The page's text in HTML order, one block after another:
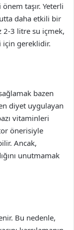
taşır. Yeterli
daha etkili bir
2-3 litre su içmek,
için gereklidir.
bazen
diyet uygulayan
vitaminleri
önerisiyle
Ancak,
unutmamak
Bu nedenle,